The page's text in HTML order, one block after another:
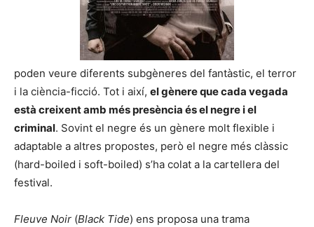
poden veure diferents subgèneres del fantàstic, el terror
i la ciència-ficció. Tot i així, el gènere que cada vegada
està creixent amb més presència és el negre i el
criminal. Sovint el negre és un gènere molt flexible i
adaptable a altres propostes, però el negre més clàssic
(hard-boiled i soft-boiled) s’ha colat a la cartellera del
festival.
Fleuve Noir (Black Tide) ens proposa una trama